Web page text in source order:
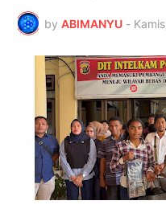
by ABIMANYU -